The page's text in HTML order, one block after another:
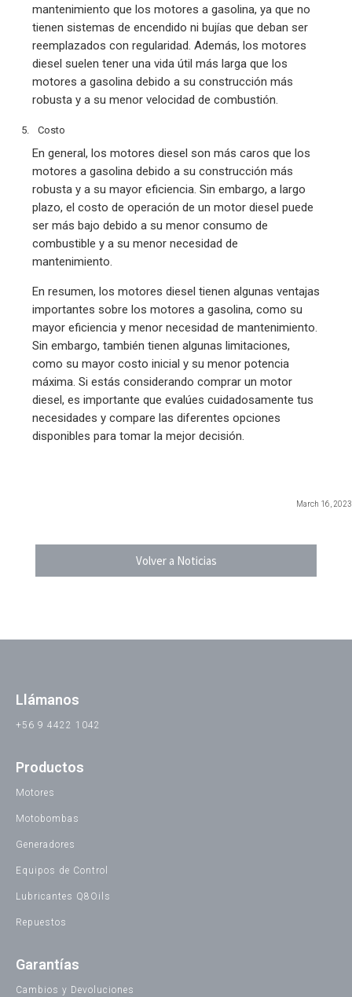
mantenimiento que los motores a gasolina, ya que no
tienen sistemas de encendido ni bujías que deban ser
reemplazados con regularidad. Además, los motores
diesel suelen tener una vida útil más larga que los
motores a gasolina debido a su construcción más
robusta y a su menor velocidad de combustión.
Costo
En general, los motores diesel son más caros que los
motores a gasolina debido a su construcción más
robusta y a su mayor eficiencia. Sin embargo, a largo
plazo, el costo de operación de un motor diesel puede
ser más bajo debido a su menor consumo de
combustible y a su menor necesidad de
mantenimiento.
En resumen, los motores diesel tienen algunas ventajas
importantes sobre los motores a gasolina, como su
mayor eficiencia y menor necesidad de mantenimiento.
Sin embargo, también tienen algunas limitaciones,
como su mayor costo inicial y su menor potencia
máxima. Si estás considerando comprar un motor
diesel, es importante que evalúes cuidadosamente tus
necesidades y compare las diferentes opciones
disponibles para tomar la mejor decisión.
March 16, 2023
Volver a Noticias
Llámanos
+56 9 4422 1042
Productos
Motores
Motobombas
Generadores
Equipos de Control
Lubricantes Q8Oils
Repuestos
Garantías
Cambios y Devoluciones